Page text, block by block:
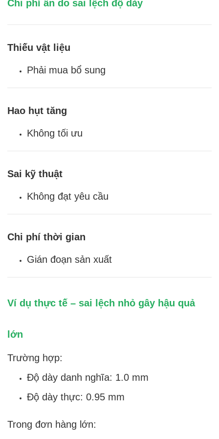
Chi phí ẩn do sai lệch độ dày
Thiếu vật liệu
Phải mua bổ sung
Hao hụt tăng
Không tối ưu
Sai kỹ thuật
Không đạt yêu cầu
Chi phí thời gian
Gián đoạn sản xuất
Ví dụ thực tế – sai lệch nhỏ gây hậu quả
lớn
Trường hợp:
Độ dày danh nghĩa: 1.0 mm
Độ dày thực: 0.95 mm
Trong đơn hàng lớn: